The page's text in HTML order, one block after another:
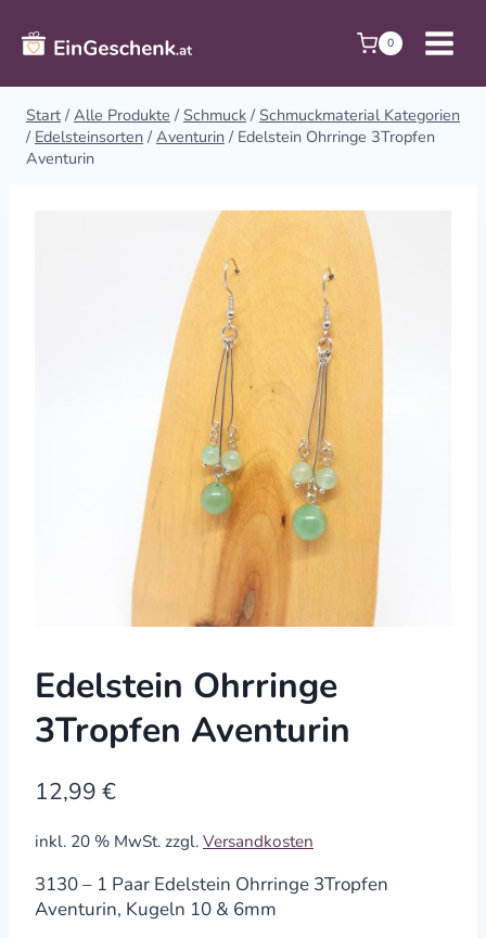
Inhalt
springen
0
Start / Alle Produkte / Schmuck / Schmuckmaterial Kategorien
/ Edelsteinsorten / Aventurin / Edelstein Ohrringe 3Tropfen
Aventurin
Edelstein Ohrringe
3Tropfen Aventurin
12,99 €
inkl. 20 % MwSt. zzgl. Versandkosten
3130 – 1 Paar Edelstein Ohrringe 3Tropfen
Aventurin, Kugeln 10 & 6mm